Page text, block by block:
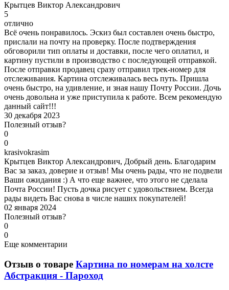
Крытцев Виктор Александрович
5
отлично
Всё очень понравилось. Эскиз был составлен очень быстро,
прислали на почту на проверку. После подтверждения
обговорили тип оплаты и доставки, после чего оплатил, и
картину пустили в производство с последующей отправкой.
После отправки продавец сразу отправил трек-номер для
отслеживания. Картина отслеживалась весь путь. Пришла
очень быстро, на удивление, и зная нашу Почту России. Дочь
очень довольна и уже приступила к работе. Всем рекомендую
данный сайт!!!
30 декабря 2023
Полезный отзыв?
0
0
krasivokrasim
Крытцев Виктор Александрович, Добрый день. Благодарим
Вас за заказ, доверие и отзыв! Мы очень рады, что не подвели
Ваши ожидания :) А что еще важнее, что этого не сделала
Почта России! Пусть дочка рисует с удовольствием. Всегда
рады видеть Вас снова в числе наших покупателей!
02 января 2024
Полезный отзыв?
0
0
Еще комментарии
Отзыв о товаре Картина по номерам на холсте
Абстракция - Пароход